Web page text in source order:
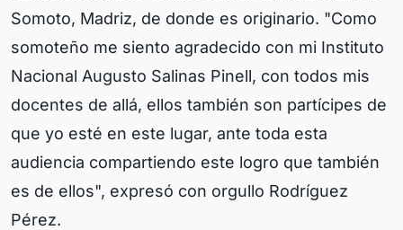
Somoto, Madriz, de donde es originario. "Como
somoteño me siento agradecido con mi Instituto
Nacional Augusto Salinas Pinell, con todos mis
docentes de allá, ellos también son partícipes de
que yo esté en este lugar, ante toda esta
audiencia compartiendo este logro que también
es de ellos", expresó con orgullo Rodríguez
Pérez.